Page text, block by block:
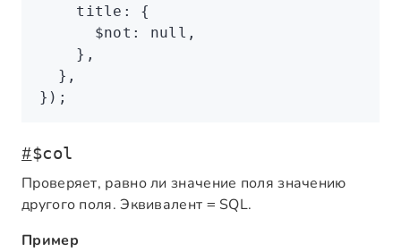
    title
:
{
      $not
: null ,
    }
,
  }
,
});
#$col
Проверяет, равно ли значение поля значению
другого поля. Эквивалент = SQL.
Пример